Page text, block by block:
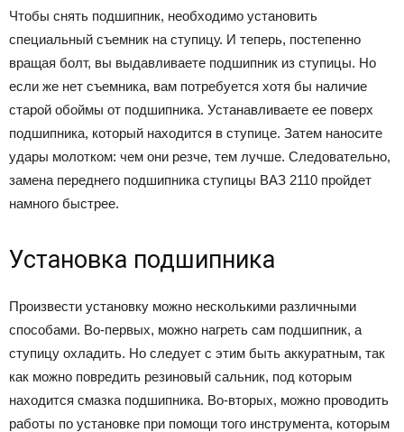
Чтобы снять подшипник, необходимо установить
специальный съемник на ступицу. И теперь, постепенно
вращая болт, вы выдавливаете подшипник из ступицы. Но
если же нет съемника, вам потребуется хотя бы наличие
старой обоймы от подшипника. Устанавливаете ее поверх
подшипника, который находится в ступице. Затем наносите
удары молотком: чем они резче, тем лучше. Следовательно,
замена переднего подшипника ступицы ВАЗ 2110 пройдет
намного быстрее.
Установка подшипника
Произвести установку можно несколькими различными
способами. Во-первых, можно нагреть сам подшипник, а
ступицу охладить. Но следует с этим быть аккуратным, так
как можно повредить резиновый сальник, под которым
находится смазка подшипника. Во-вторых, можно проводить
работы по установке при помощи того инструмента, которым